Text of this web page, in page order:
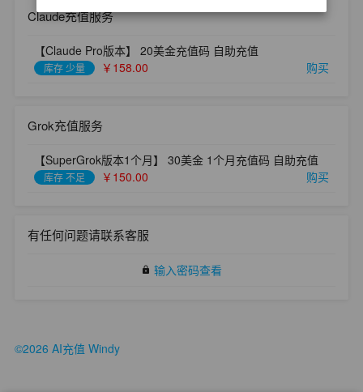
Claude充值服务
【Claude Pro版本】 20美金充值码 自助充值
库存 少量 ￥158.00 购买
Grok充值服务
【SuperGrok版本1个月】 30美金 1个月充值码 自助充值
库存 不足 ￥150.00 购买
有任何问题请联系客服
lock 输入密码查看
©2026 AI充值 Windy